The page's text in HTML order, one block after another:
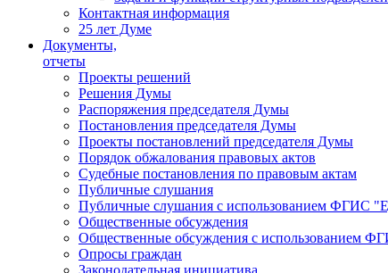
Контактная информация
25 лет Думе
Документы,
отчеты
Проекты решений
Решения Думы
Распоряжения председателя Думы
Постановления председателя Думы
Проекты постановлений председателя Думы
Порядок обжалования правовых актов
Судебные постановления по правовым актам
Публичные слушания
Публичные слушания с использованием ФГИС
Общественные обсуждения
Общественные обсуждения с использованием
Опросы граждан
Законодательная инициатива